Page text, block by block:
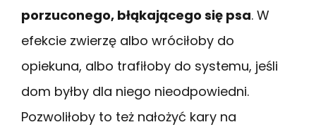
porzuconego, błąkającego się psa. W
efekcie zwierzę albo wróciłoby do
opiekuna, albo trafiłoby do systemu, jeśli
dom byłby dla niego nieodpowiedni.
Pozwoliłoby to też nałożyć kary na